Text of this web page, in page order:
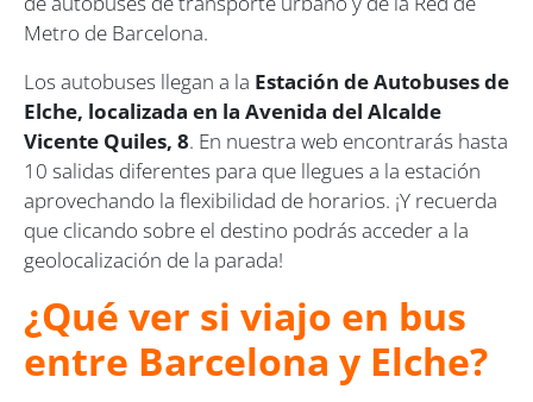
Metro de Barcelona.
Los autobuses llegan a la Estación de Autobuses de
Elche, localizada en la Avenida del Alcalde
Vicente Quiles, 8. En nuestra web encontrarás hasta
10 salidas diferentes para que llegues a la estación
aprovechando la flexibilidad de horarios. ¡Y recuerda
que clicando sobre el destino podrás acceder a la
geolocalización de la parada!
¿Qué ver si viajo en bus
entre Barcelona y Elche?